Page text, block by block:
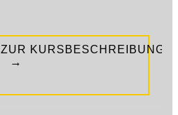
ZUR KURSBESCHREIBUNG
→